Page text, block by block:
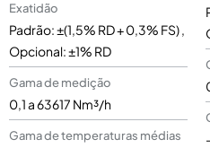
Exatidão
Padrão: ±(1,5% RD + 0,3% FS) ,
Opcional: ±1% RD
Gama de medição
0,1 a 63617 Nm³/h
Gama de temperaturas médias